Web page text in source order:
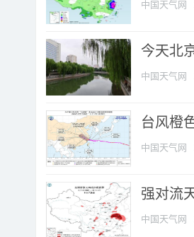
中国天气网
今天北
中国天气网
台风橙
中国天气网
强对流
中国天气网